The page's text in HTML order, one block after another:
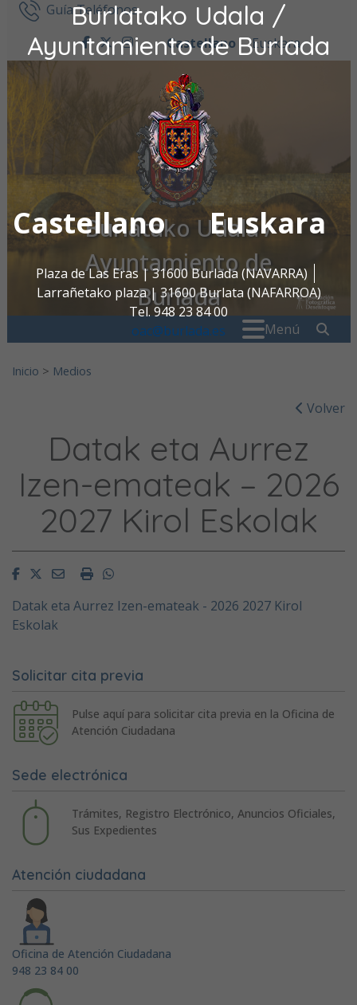
Burlatako Udala /
Ayuntamiento de Burlada
Castellano Euskara
Plaza de Las Eras | 31600 Burlada (NAVARRA)
Larrañetako plaza | 31600 Burlata (NAFARROA)
Tel. 948 23 84 00
oac@burlada.es
Ir al contenidoGuía Teléfonos
facebook
twitter
instagram
Castellano Euskara
Burlatako Udala /
Ayuntamiento de
Burlada
Menú
Inicio > Medios
Volver
Datak eta Aurrez
Izen-emateak – 2026
2027 Kirol Eskolak
FacebookTwitterEmailImprimirWhatsapp
Datak eta Aurrez Izen-emateak - 2026 2027 Kirol
Eskolak
Solicitar cita previa
Pulse aquí para solicitar cita previa en la Oficina de
Atención Ciudadana
Sede electrónica
Trámites, Registro Electrónico, Anuncios Oficiales,
Sus Expedientes
Atención ciudadana
Oficina de Atención Ciudadana
948 23 84 00